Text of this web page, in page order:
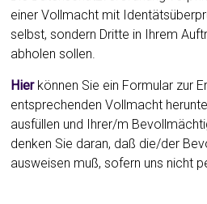
einer Vollmacht mit
selbst, sondern Dritte in Ihrem
abholen sollen.
Hier können Sie ein Formular zur
entsprechenden Vollmacht
ausfüllen und Ihrer/m
denken Sie daran, daß die/der
ausweisen muß, sofern uns nicht